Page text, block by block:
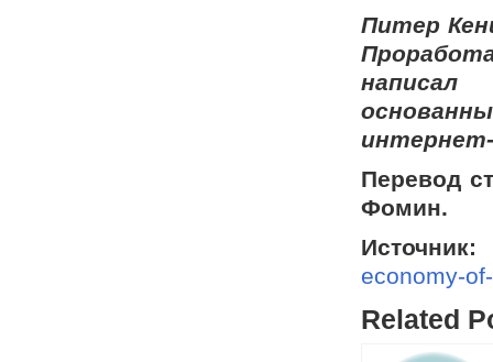
Питер
написал
интернет-
Перевод
Фомин.
Источник:
economy-
Related